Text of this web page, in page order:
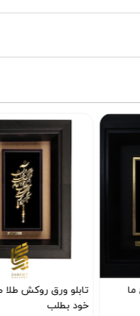
تابلو ورق روکش طلا طرح در
خود بطلب